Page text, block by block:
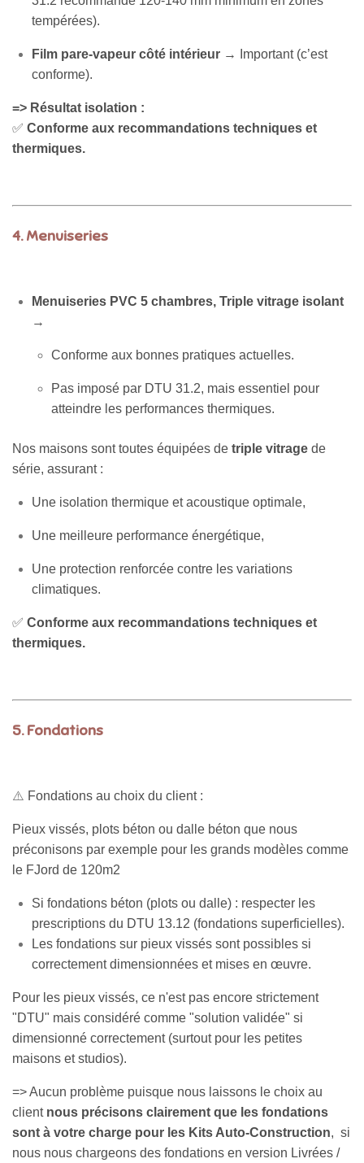
tempérées).
Film pare-vapeur côté intérieur → Important (c’est
conforme).
=> Résultat isolation :
✅ Conforme aux recommandations techniques et
thermiques.
4. Menuiseries
Menuiseries PVC 5 chambres, Triple vitrage isolant
→
Conforme aux bonnes pratiques actuelles.
Pas imposé par DTU 31.2, mais essentiel pour
atteindre les performances thermiques.
Nos maisons sont toutes équipées de triple vitrage de
série, assurant :
Une isolation thermique et acoustique optimale,
Une meilleure performance énergétique,
Une protection renforcée contre les variations
climatiques.
✅ Conforme aux recommandations techniques et
thermiques.
5.Fondations
⚠️ Fondations au choix du client :
Pieux vissés, plots béton ou dalle béton que nous
préconisons par exemple pour les grands modèles comme
le FJord de 120m2
Si fondations béton (plots ou dalle) : respecter les
prescriptions du DTU 13.12 (fondations superficielles).
Les fondations sur pieux vissés sont possibles si
correctement dimensionnées et mises en œuvre.
Pour les pieux vissés, ce n'est pas encore strictement
"DTU" mais considéré comme "solution validée" si
dimensionné correctement (surtout pour les petites
maisons et studios).
=> Aucun problème puisque nous laissons le choix au
client nous précisons clairement que les fondations
sont à votre charge pour les Kits Auto-Construction, si
nous nous chargeons des fondations en version Livrées /